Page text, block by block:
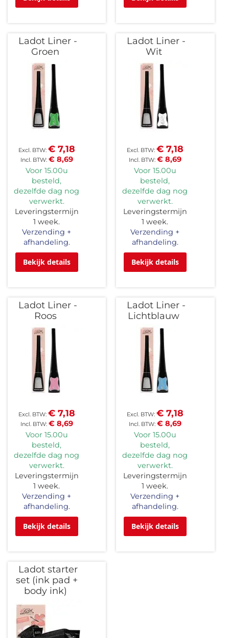
Ladot Liner -
Groen
€ 8,69
€ 7,18
Voor 15.00u
besteld,
dezelfde dag nog
verwerkt.
Leveringstermijn
1 week.
Verzending +
afhandeling.
Bekijk details
Ladot Liner -
Wit
€ 8,69
€ 7,18
Voor 15.00u
besteld,
dezelfde dag nog
verwerkt.
Leveringstermijn
1 week.
Verzending +
afhandeling.
Bekijk details
Ladot Liner -
Roos
€ 8,69
€ 7,18
Voor 15.00u
besteld,
dezelfde dag nog
verwerkt.
Leveringstermijn
1 week.
Verzending +
afhandeling.
Bekijk details
Ladot Liner -
Lichtblauw
€ 8,69
€ 7,18
Voor 15.00u
besteld,
dezelfde dag nog
verwerkt.
Leveringstermijn
1 week.
Verzending +
afhandeling.
Bekijk details
Ladot starter
set (ink pad +
body ink)